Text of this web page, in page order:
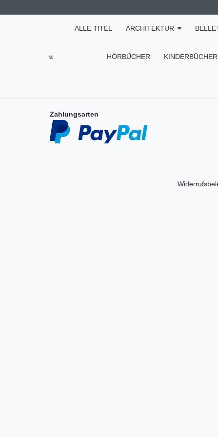
ALLE TITEL ARCHITEKTUR
HÖRBÜCHER KINDERBÜCHER
Zahlungsarten